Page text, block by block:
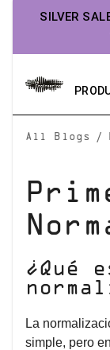
SILVER
All Blogs /
¿Qué
La
simple, pero